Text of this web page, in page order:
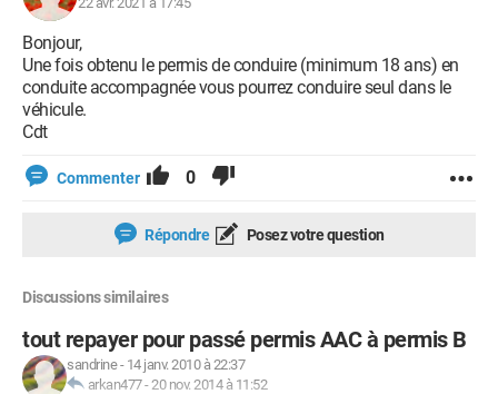
Bonjour,
Une fois obtenu le permis de conduire (minimum 18 ans) en
conduite accompagnée vous pourrez conduire seul dans le
véhicule.
Cdt
Commenter 0
Répondre Posez votre question
Discussions similaires
tout repayer pour passé permis AAC à permis B
sandrine- 14 janv. 2010 à 22:37
arkan477-20 nov. 2014 à 11:52